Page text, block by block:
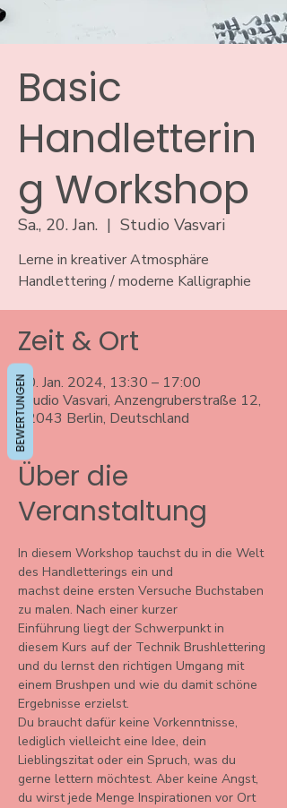
Basic
Handletterin
g Workshop
Sa., 20. Jan.
  |
Studio Vasvari
Lerne in kreativer Atmosphäre
Handlettering / moderne Kalligraphie
Zeit & Ort
20. Jan. 2024, 13:30 – 17:00
Studio Vasvari, Anzengruberstraße 12,
12043 Berlin, Deutschland
Über die
Veranstaltung
In diesem Workshop tauchst du in die Welt
des Handletterings ein und
machst deine ersten Versuche Buchstaben
zu malen. Nach einer kurzer
Einführung liegt der Schwerpunkt in
diesem Kurs auf der Technik Brushlettering
und du lernst den richtigen Umgang mit
einem Brushpen und wie du damit schöne
Ergebnisse erzielst.
Du braucht dafür keine Vorkenntnisse,
lediglich vielleicht eine Idee, dein
Lieblingszitat oder ein Spruch, was du
gerne lettern möchtest. Aber keine Angst,
du wirst jede Menge Inspirationen vor Ort
BEWERTUNGEN